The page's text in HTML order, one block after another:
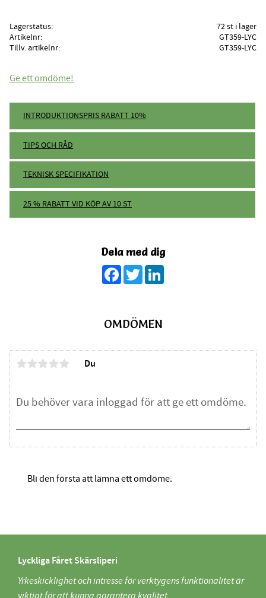
Lagerstatus
72 st i lager
Artikelnr
GT359-LYC
Tillv. artikelnr
GT359-LYC
Ge ett omdöme!
INTRODUKTIONSPRIS RABATT 10%
TIPS OCH RÅD
TEKNISK SPECIFIKATION
25 % RABATT VID KÖP AV 10 ST
Dela med dig
Facebook
Twitter
OMDÖMEN
Du
Bli den första att lämna ett omdöme.
Lyckliga Fåret Skärsliperi
Yrkeskicklighet och intresse för verktygens funktionalitet är